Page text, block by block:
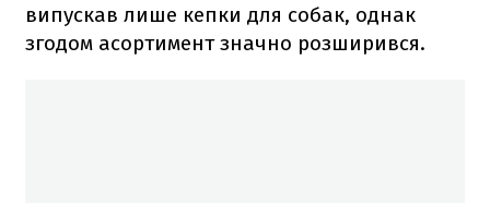
випускав лише кепки для собак, однак
згодом асортимент значно розширився.